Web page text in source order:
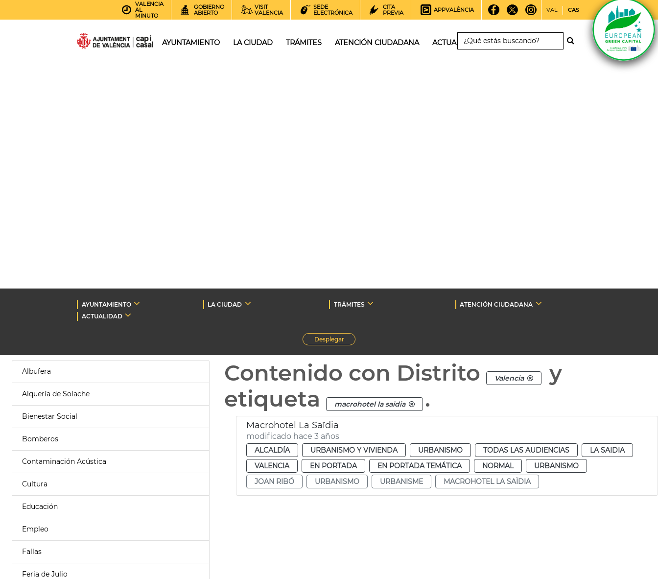
VALENCIA
AL
MINUTO
GOBIERNO
ABIERTO
VISIT
VALENCIA
SEDE
ELECTRÓNICA
CITA
PREVIA
APPVALÈNCIA VAL CAS
AYUNTAMIENTO LA CIUDAD TRÁMITES ATENCIÓN CIUDADANA ACTUALIDAD
AYUNTAMIENTO LA CIUDAD TRÁMITES
ATENCIÓN CIUDADANA
ACTUALIDAD
Desplegar
Albufera
Alquería de Solache
Bienestar Social
Bomberos
Contaminación Acústica
Cultura
Educación
Empleo
Fallas
Feria de Julio
Contenido con Distrito Valencia
y
etiqueta
macrohotel la saïdia .
Macrohotel La Saïdia
modificado hace 3 años
ALCALDÍA URBANISMO Y VIVIENDA URBANISMO TODAS LAS AUDIENCIAS
LA SAIDIA
VALENCIA
EN PORTADA EN PORTADA TEMÁTICA NORMAL
URBANISMO
JOAN RIBÓ
URBANISMO URBANISME MACROHOTEL LA SAÏDIA